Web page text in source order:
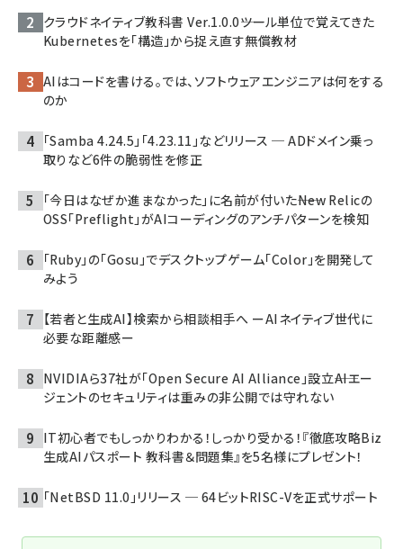
クラウドネイティブ教科書 Ver.1.0.0――ツール単位で覚えてきた
Kubernetesを「構造」から捉え直す無償教材
AIはコードを書ける。では、ソフトウェアエンジニアは何をする
のか
「Samba 4.24.5」「4.23.11」などリリース ─ ADドメイン乗っ
取りなど6件の脆弱性を修正
「今日はなぜか進まなかった」に名前が付いた――New Relicの
OSS「Preflight」がAIコーディングのアンチパターンを検知
「Ruby」の「Gosu」でデスクトップゲーム「Color」を開発して
みよう
【若者と生成AI】検索から相談相手へ ーAIネイティブ世代に
必要な距離感ー
NVIDIAら37社が「Open Secure AI Alliance」設立――AIエー
ジェントのセキュリティは重みの非公開では守れない
IT初心者でもしっかりわかる！しっかり受かる！『徹底攻略Biz
生成AIパスポート 教科書＆問題集』を5名様にプレゼント！
「NetBSD 11.0」リリース ─ 64ビットRISC-Vを正式サポート